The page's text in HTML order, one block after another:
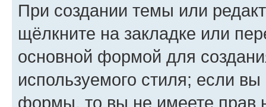
При создании темы или
щёлкните на закладке или
основной формой для
используемого стиля; если
формы, то вы не имеете прав